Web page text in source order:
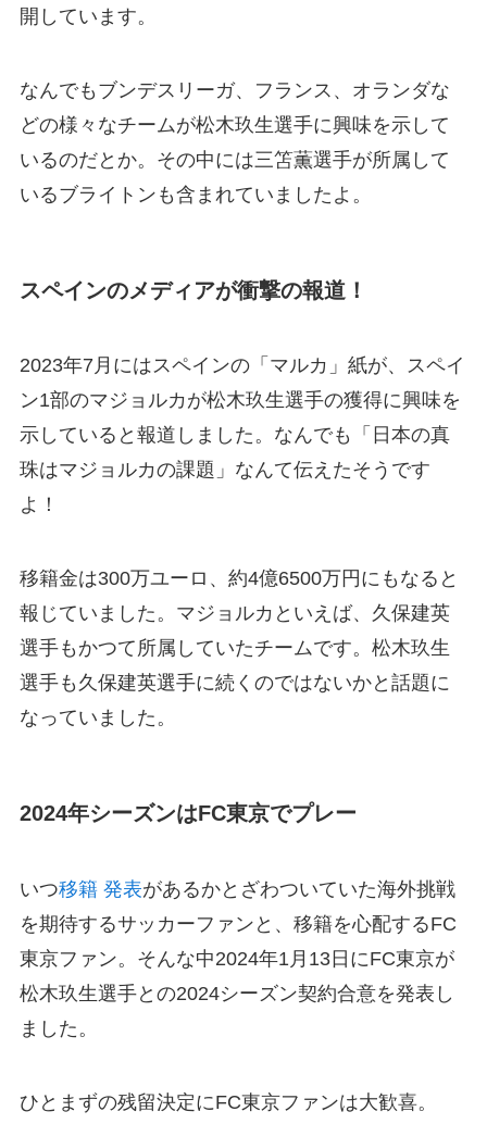
開しています。
なんでもブンデスリーガ、フランス、オランダな
どの様々なチームが松木玖生選手に興味を示して
いるのだとか。その中には三笘薫選手が所属して
いるブライトンも含まれていましたよ。
スペインのメディアが衝撃の報道！
2023年7月にはスペインの「マルカ」紙が、スペイ
ン1部のマジョルカが松木玖生選手の獲得に興味を
示していると報道しました。なんでも「日本の真
珠はマジョルカの課題」なんて伝えたそうです
よ！
移籍金は300万ユーロ、約4億6500万円にもなると
報じていました。マジョルカといえば、久保建英
選手もかつて所属していたチームです。松木玖生
選手も久保建英選手に続くのではないかと話題に
なっていました。
2024年シーズンはFC東京でプレー
いつ移籍 発表があるかとざわついていた海外挑戦
を期待するサッカーファンと、移籍を心配するFC
東京ファン。そんな中2024年1月13日にFC東京が
松木玖生選手との2024シーズン契約合意を発表し
ました。
ひとまずの残留決定にFC東京ファンは大歓喜。